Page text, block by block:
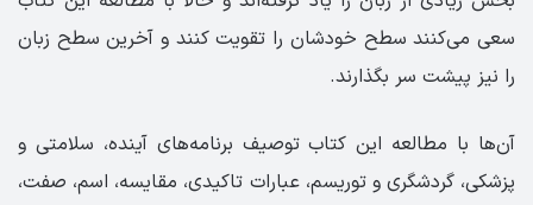
سعی می‌کنند سطح خودشان را تقویت کنند و آخرین سطح زبان
را نیز پیشت سر بگذارند.
آن‌ها با مطالعه این کتاب توصیف برنامه‌های آینده، سلامتی و
پزشکی، گردشگری و توریسم، عبارات تاکیدی، مقایسه، اسم، صفت،